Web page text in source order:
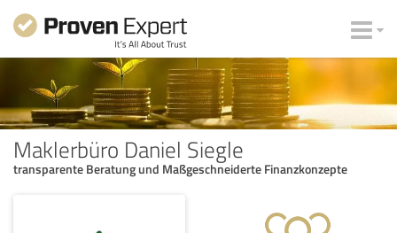
Maklerbüro Daniel Siegle
transparente Beratung und Maßgeschneiderte Finanzkonzepte